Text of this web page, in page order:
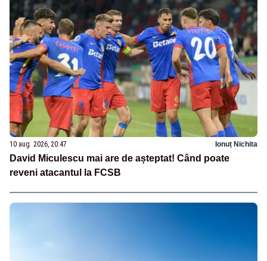
10 aug. 2026, 20:47 Ionuț Nichita
David Miculescu mai are de așteptat! Când poate
reveni atacantul la FCSB